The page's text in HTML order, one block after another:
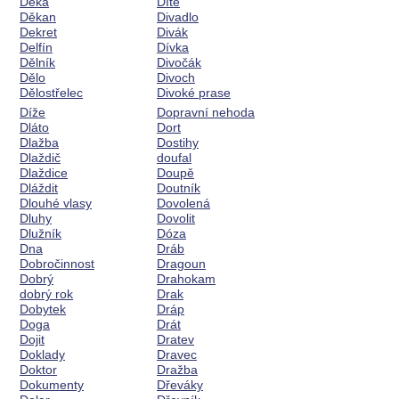
Děkan
Dekret
Delfín
Dělník
Dělo
Dělostřelec
Divadlo
Divák
Dívka
Divočák
Divoch
Divoké prase
Díže
Dláto
Dlažba
Dlaždič
Dlaždice
Dláždit
Dlouhé vlasy
Dluhy
Dlužník
Dna
Dobročinnost
Dobrý
dobrý rok
Dobytek
Doga
Dojit
Doklady
Doktor
Dokumenty
Dopravní nehoda
Dort
Dostihy
doufal
Doupě
Doutník
Dovolená
Dovolit
Dóza
Dráb
Dragoun
Drahokam
Drak
Dráp
Drát
Dratev
Dravec
Dražba
Dřeváky